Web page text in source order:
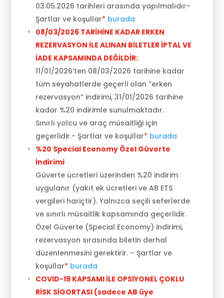
03.05.2026 tarihleri arasında yapılmalıdır–
Şartlar ve koşullar* burada
08/03/2026 TARİHİNE KADAR ERKEN
REZERVASYON İLE ALINAN BİLETLER İPTAL VE
İADE KAPSAMINDA DEĞİLDİR:
11/01/2026’ten 08/03/2026 tarihine kadar
tüm seyahatlerde geçerli olan “erken
rezervasyon” indirimi, 31/01/2026 tarihine
kadar %20 indirimle sunulmaktadır.
Sınırlı yolcu ve araç müsaitliği için
geçerlidir.- Şartlar ve koşullar* burada
%20 Special Economy Özel Güverte
İndirimi
Güverte ücretleri üzerinden %20 indirim
uygulanır (yakıt ek ücretleri ve AB ETS
vergileri hariçtir).Yalnızca seçili seferlerde
ve sınırlı müsaitlik kapsamında geçerlidir.
Özel Güverte (Special Economy) indirimi,
rezervasyon sırasında biletin derhal
düzenlenmesini gerektirir. – Şartlar ve
koşullar* burada
COVID-19 KAPSAMI İLE OPSİYONEL ÇOKLU
RİSK SİGORTASI (sadece AB üye